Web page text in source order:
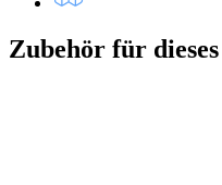
Zubehör für